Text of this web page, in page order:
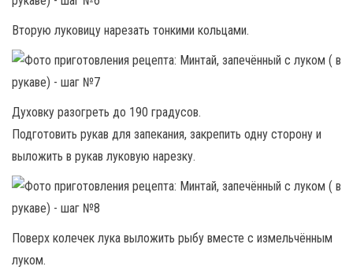
Вторую луковицу нарезать тонкими кольцами.
Духовку разогреть до 190 градусов.
Подготовить рукав для запекания, закрепить одну сторону и
выложить в рукав луковую нарезку.
Поверх колечек лука выложить рыбу вместе с измельчённым
луком.